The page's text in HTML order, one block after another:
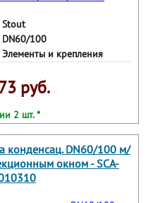
Stout
DN60/100
Элементы и крепления
руб.
2 шт. *
конденсац. DN60/100 м/
окном - SCA-